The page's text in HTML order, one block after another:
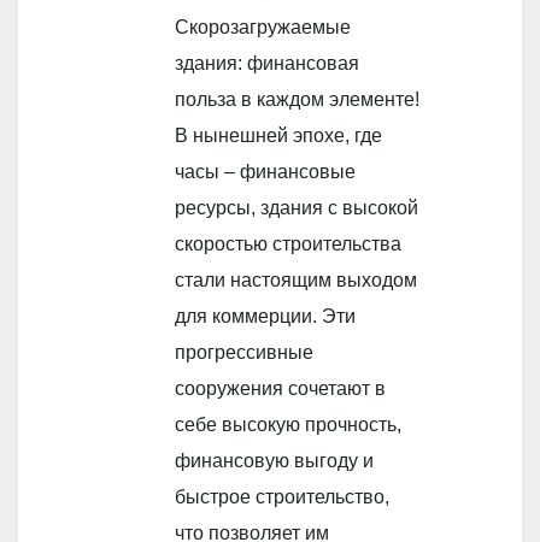
Скорозагружаемые
здания: финансовая
польза в каждом элементе!
В нынешней эпохе, где
часы – финансовые
ресурсы, здания с высокой
скоростью строительства
стали настоящим выходом
для коммерции. Эти
прогрессивные
сооружения сочетают в
себе высокую прочность,
финансовую выгоду и
быстрое строительство,
что позволяет им